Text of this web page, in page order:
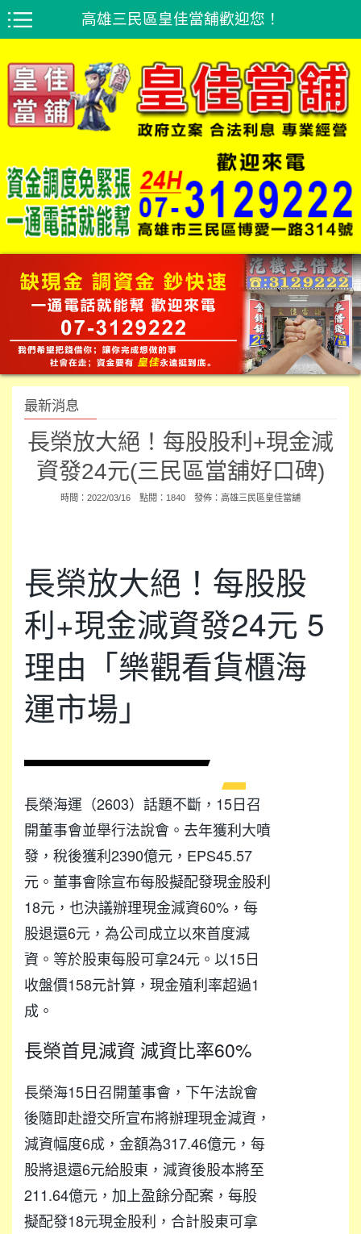
高雄三民區皇佳當舖歡迎您！
最新消息
長榮放大絕！每股股利+現金減
資發24元(三民區當舖好口碑)
時間：2022/03/16 點閱：1840 發佈： 高雄三民區皇佳當舖
長榮放大絕！每股股
利+現金減資發24元 5
理由「樂觀看貨櫃海
運市場」
長榮海運（2603）話題不斷，15日召
開董事會並舉行法說會。去年獲利大噴
發，稅後獲利2390億元，EPS45.57
元。董事會除宣布每股擬配發現金股利
18元，也決議辦理現金減資60%，每
股退還6元，為公司成立以來首度減
資。等於股東每股可拿24元。以15日
收盤價158元計算，現金殖利率超過1
成。
長榮首見減資 減資比率60%
長榮海15日召開董事會，下午法說會
後隨即赴證交所宣布將辦理現金減資，
減資幅度6成，金額為317.46億元，每
股將退還6元給股東，減資後股本將至
211.64億元，加上盈餘分配案，每股
擬配發18元現金股利，合計股東可拿